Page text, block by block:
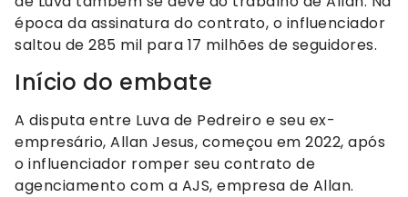
época da assinatura do contrato, o influenciador
saltou de 285 mil para 17 milhões de seguidores.
Início do embate
A disputa entre Luva de Pedreiro e seu ex-
empresário, Allan Jesus, começou em 2022, após
o influenciador romper seu contrato de
agenciamento com a AJS, empresa de Allan.